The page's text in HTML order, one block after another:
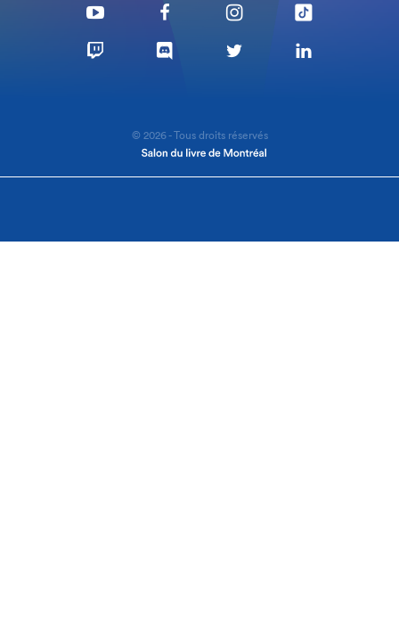
© 2026 - Tous droits réservés